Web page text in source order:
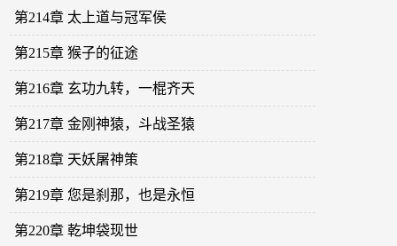
第214章 太上道与冠军侯
第215章 猴子的征途
第216章 玄功九转，一棍齐天
第217章 金刚神猿，斗战圣猿
第218章 天妖屠神策
第219章 您是刹那，也是永恒
第220章 乾坤袋现世